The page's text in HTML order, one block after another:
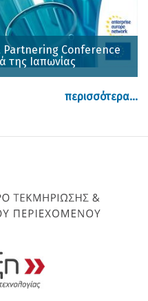
Partnering Conference
της Ιαπωνίας
περισσότερα...